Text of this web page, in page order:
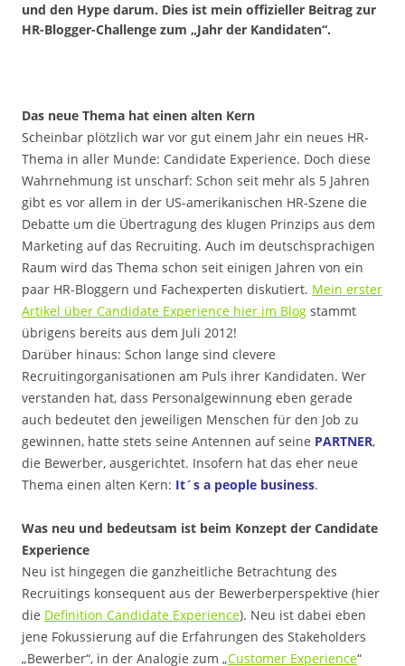
und den Hype darum. Dies ist mein offizieller Beitrag zur
HR-Blogger-Challenge zum „Jahr der Kandidaten“.
Das neue Thema hat einen alten Kern
Scheinbar plötzlich war vor gut einem Jahr ein neues HR-
Thema in aller Munde: Candidate Experience. Doch diese
Wahrnehmung ist unscharf: Schon seit mehr als 5 Jahren
gibt es vor allem in der US-amerikanischen HR-Szene die
Debatte um die Übertragung des klugen Prinzips aus dem
Marketing auf das Recruiting. Auch im deutschsprachigen
Raum wird das Thema schon seit einigen Jahren von ein
paar HR-Bloggern und Fachexperten diskutiert. Mein erster
Artikel über Candidate Experience hier im Blog stammt
übrigens bereits aus dem Juli 2012!
Darüber hinaus: Schon lange sind clevere
Recruitingorganisationen am Puls ihrer Kandidaten. Wer
verstanden hat, dass Personalgewinnung eben gerade
auch bedeutet den jeweiligen Menschen für den Job zu
gewinnen, hatte stets seine Antennen auf seine PARTNER,
die Bewerber, ausgerichtet. Insofern hat das eher neue
Thema einen alten Kern: It´s a people business.
Was neu und bedeutsam ist beim Konzept der Candidate
Experience
Neu ist hingegen die ganzheitliche Betrachtung des
Recruitings konsequent aus der Bewerberperspektive (hier
die Definition Candidate Experience). Neu ist dabei eben
jene Fokussierung auf die Erfahrungen des Stakeholders
„Bewerber“, in der Analogie zum „Customer Experience“